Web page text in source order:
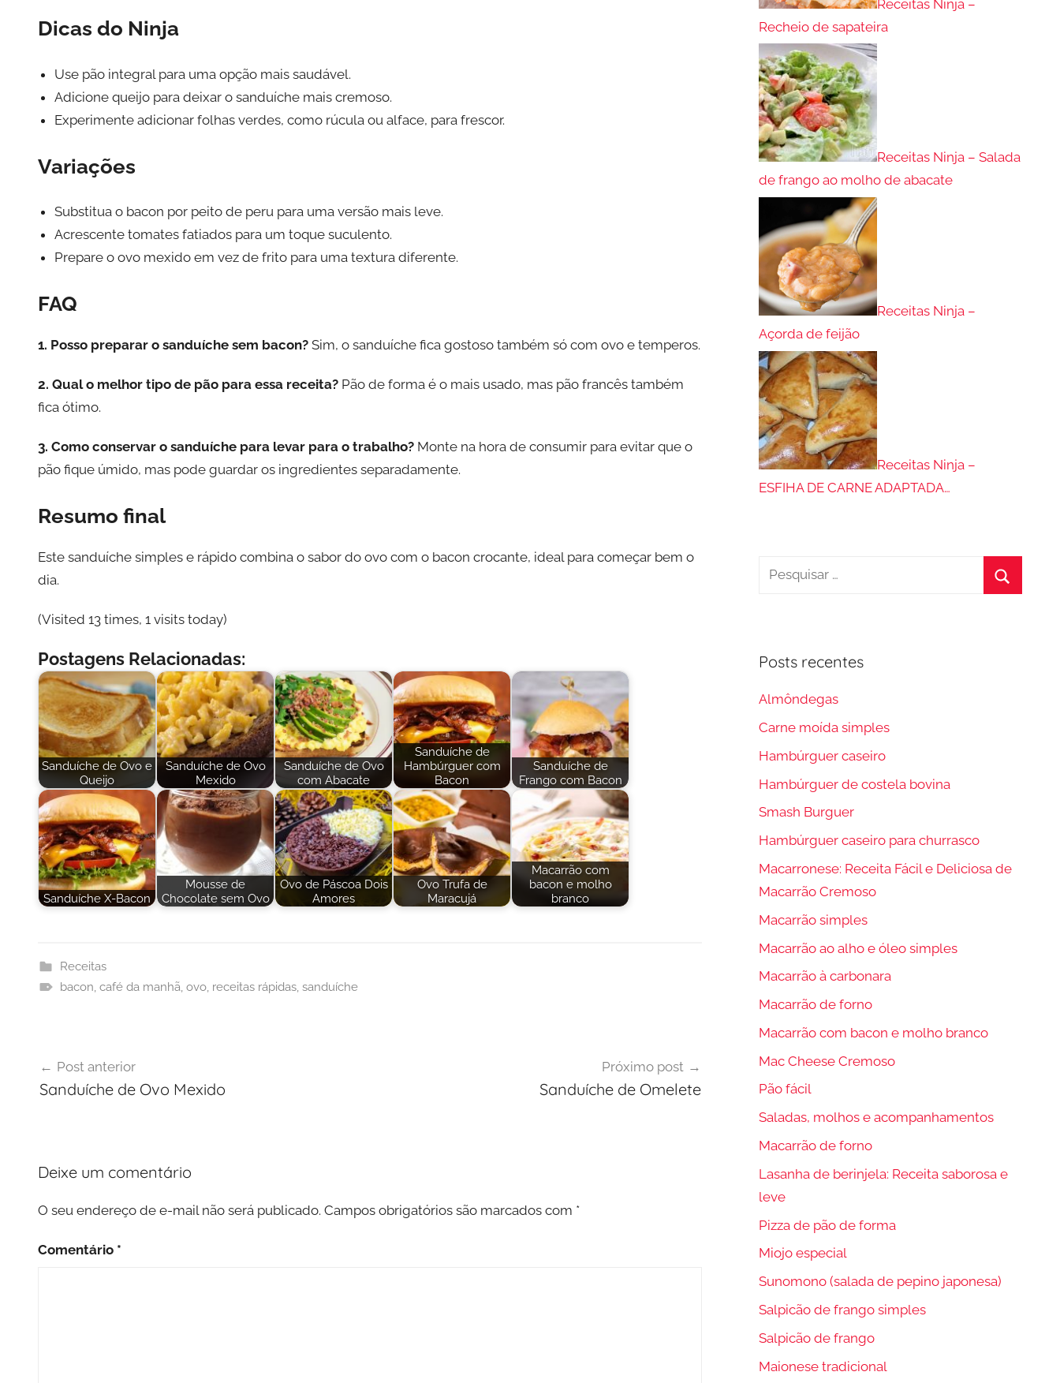
Dicas do Ninja
Use pão integral para uma opção mais saudável.
Adicione queijo para deixar o sanduíche mais cremoso.
Experimente adicionar folhas verdes, como rúcula ou alface, para frescor.
Variações
Substitua o bacon por peito de peru para uma versão mais leve.
Acrescente tomates fatiados para um toque suculento.
Prepare o ovo mexido em vez de frito para uma textura diferente.
FAQ
1. Posso preparar o sanduíche sem bacon? Sim, o sanduíche fica gostoso também só com ovo e temperos.
2. Qual o melhor tipo de pão para essa receita? Pão de forma é o mais usado, mas pão francês também
fica ótimo.
3. Como conservar o sanduíche para levar para o trabalho? Monte na hora de consumir para evitar que o
pão fique úmido, mas pode guardar os ingredientes separadamente.
Resumo final
Este sanduíche simples e rápido combina o sabor do ovo com o bacon crocante, ideal para começar bem o
dia.
(Visited 13 times, 1 visits today)
Postagens Relacionadas:
Sanduíche de Ovo e
Queijo
Sanduíche de Ovo
Mexido
Sanduíche de Ovo
com Abacate
Sanduíche de
Hambúrguer com
Bacon
Sanduíche de
Frango com Bacon
Sanduíche X-Bacon
Mousse de
Chocolate sem Ovo
Ovo de Páscoa Dois
Amores
Ovo Trufa de
Maracujá
Macarrão com
bacon e molho
branco
Receitas
bacon, café da manhã, ovo, receitas rápidas, sanduíche
de
Post anterior
Sanduíche de Ovo Mexido
Próximo post
Sanduíche de Omelete
Deixe um comentário
O seu endereço de e-mail não será publicado. Campos obrigatórios são marcados com *
Comentário *
Receitas Ninja –
Recheio de sapateira
Receitas Ninja – Salada
de frango ao molho de abacate
Receitas Ninja –
Açorda de feijão
Receitas Ninja –
ESFIHA DE CARNE ADAPTADA…
Pesquisar
Posts recentes
Almôndegas
Carne moída simples
Hambúrguer caseiro
Hambúrguer de costela bovina
Smash Burguer
Hambúrguer caseiro para churrasco
Macarronese: Receita Fácil e Deliciosa de
Macarrão Cremoso
Macarrão simples
Macarrão ao alho e óleo simples
Macarrão à carbonara
Macarrão de forno
Macarrão com bacon e molho branco
Mac Cheese Cremoso
Pão fácil
Saladas, molhos e acompanhamentos
Macarrão de forno
Lasanha de berinjela: Receita saborosa e
leve
Pizza de pão de forma
Miojo especial
Sunomono (salada de pepino japonesa)
Salpicão de frango simples
Salpicão de frango
Maionese tradicional